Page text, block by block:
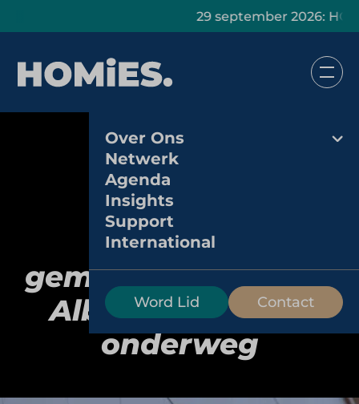
29 september 2026: HOMiES
Over Ons
Netwerk
Agenda
Insights
Support
International
Word Lid Contact
AH to go:
gemaksformule van
Albert Heijn voor
onderweg